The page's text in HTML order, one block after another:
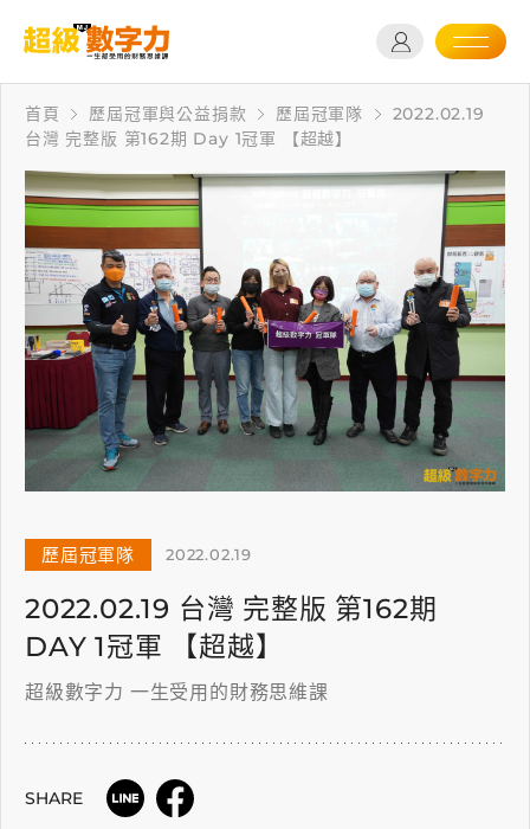
首頁 歷屆冠軍與公益捐款 歷屆冠軍隊
2022.02.19
台灣 完整版 第162期 Day 1冠軍 【超越】
歷屆冠軍隊 2022.02.19
2022.02.19 台灣 完整版 第162期
DAY 1冠軍 【超越】
超級數字力 一生受用的財務思維課
SHARE